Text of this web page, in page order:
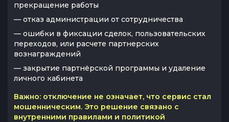
прекращение работы
— отказ администрации от сотрудничества
— ошибки в фиксации сделок, пользовательских
переходов, или расчете партнерских
вознаграждений
— закрытие партнёрской программы и удаление
личного кабинета
Важно: отключение не означает, что сервис стал
мошенническим. Это решение связано с
внутренними правилами и политикой